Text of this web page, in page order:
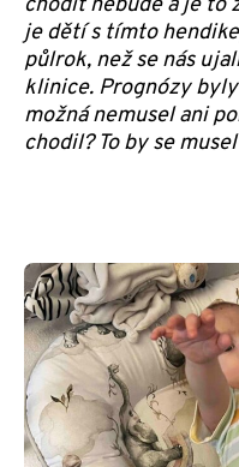
je dětí s tímto
půlrok, než se nás
klinice. Prognózy
možná nemusel ani
chodil? To by se